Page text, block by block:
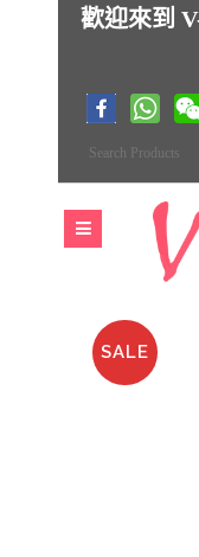
歡迎來到
SALE